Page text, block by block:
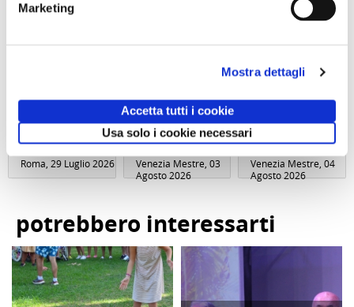
Marketing
Mostra dettagli
Accetta tutti i cookie
Usa solo i cookie necessari
Sabato 26
Roma, 29 Luglio 2026
settembre
Venezia Mestre, 03
Agosto 2026
12 Settembre
Dolo (VE)
Venezia Mestre, 04
Agosto 2026
potrebbero interessarti